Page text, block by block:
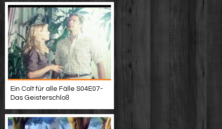
Ein Colt für alle Fälle S04E07-
Das Geisterschloß